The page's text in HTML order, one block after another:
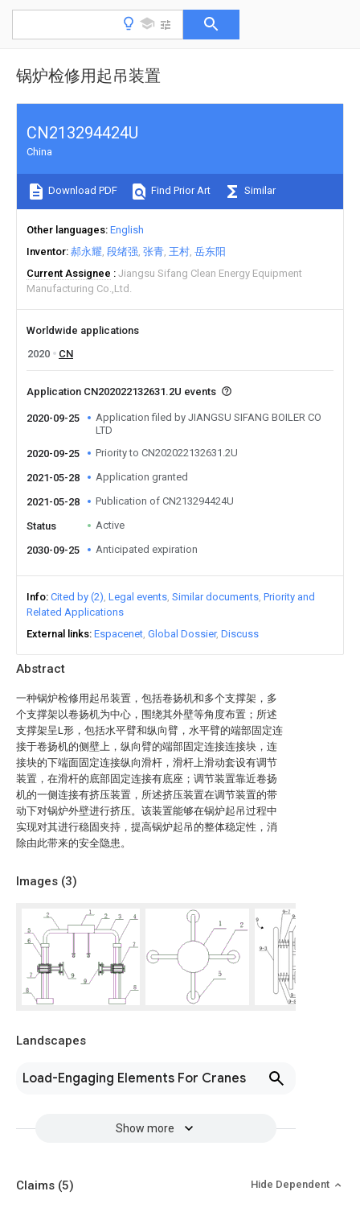
锅炉检修用起吊装置
Abstract
一种锅炉检修用起吊装置，包括卷扬机和多个支撑架，多
个支撑架以卷扬机为中心，围绕其外壁等角度布置；所述
支撑架呈L形，包括水平臂和纵向臂，水平臂的端部固定连
接于卷扬机的侧壁上，纵向臂的端部固定连接连接块，连
接块的下端面固定连接纵向滑杆，滑杆上滑动套设有调节
装置，在滑杆的底部固定连接有底座；调节装置靠近卷扬
机的一侧连接有挤压装置，所述挤压装置在调节装置的带
动下对锅炉外壁进行挤压。该装置能够在锅炉起吊过程中
实现对其进行稳固夹持，提高锅炉起吊的整体稳定性，消
除由此带来的安全隐患。
Images (3)
Landscapes
Load-Engaging Elements For Cranes
Show more
CN213294424U
China
Download PDF Find Prior Art Similar
Other languages English
Inventor 郝永耀 段绪强 张青 王村 岳东阳
Current Assignee
Jiangsu Sifang Clean Energy Equipment
Manufacturing Co.,Ltd.
Worldwide applications
2020
CN
Application CN202022132631.2U events
2020-09-25
Application filed by JIANGSU SIFANG BOILER CO
LTD
2020-09-25
Priority to CN202022132631.2U
2021-05-28 Application granted
2021-05-28 Publication of CN213294424U
Status Active
2030-09-25 Anticipated expiration
Info Cited by (2) Legal events Similar documents Priority and
Related Applications
External links Espacenet Global Dossier Discuss
Claims (5) Hide Dependent